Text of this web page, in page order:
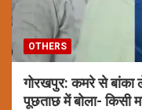
OTHERS
गोरखपुर: कमरे से बांका
पूछताछ में बोला- किसी